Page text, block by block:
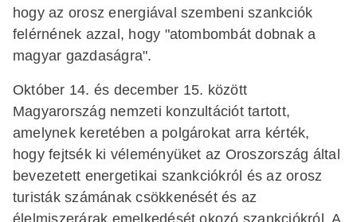
hogy az orosz energiával szembeni szankciók
felérnének azzal, hogy "atombombát dobnak a
magyar gazdaságra".
Október 14. és december 15. között
Magyarország nemzeti konzultációt tartott,
amelynek keretében a polgárokat arra kérték,
hogy fejtsék ki véleményüket az Oroszország által
bevezetett energetikai szankciókról és az orosz
turisták számának csökkenését és az
élelmiszerárak emelkedését okozó szankciókról. A